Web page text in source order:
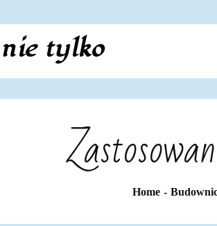
tylko
Home